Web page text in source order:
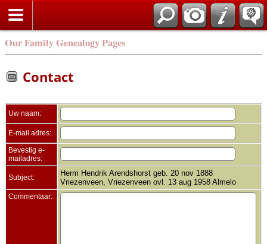
Our Family Genealogy Pages
Contact
Uw naam:
E-mail adres:
Bevestig e-
mailadres:
Subject:
Herm Hendrik Arendshorst geb. 20 nov 1888
Vriezenveen, Vriezenveen ovl. 13 aug 1958 Almelo
Commentaar: